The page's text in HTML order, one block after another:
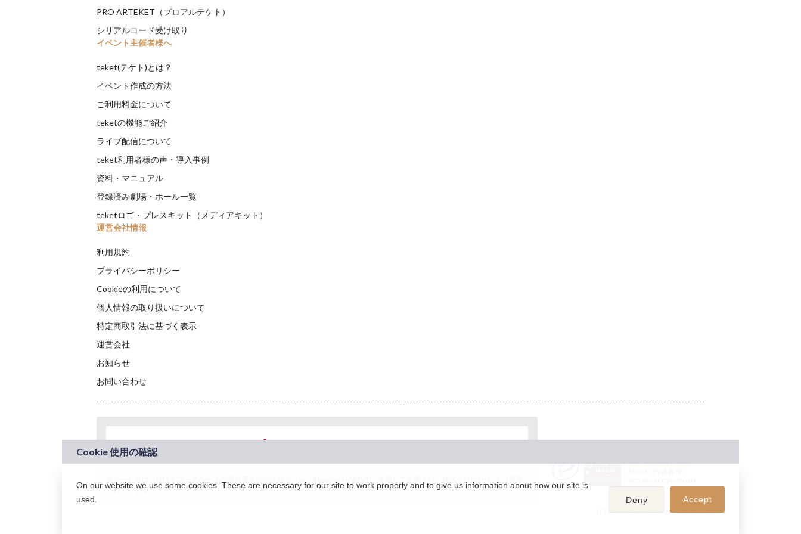
PRO ARTEKET（プロアルテケト）
シリアルコード受け取り
イベント主催者様へ
teket(テケト)とは？
イベント作成の方法
ご利用料金について
teketの機能ご紹介
ライブ配信について
teket利用者様の声・導入事例
資料・マニュアル
登録済み劇場・ホール一覧
teketロゴ・プレスキット（メディアキット）
運営会社情報
利用規約
プライバシーポリシー
Cookieの利用について
個人情報の取り扱いについて
特定商取引法に基づく表示
運営会社
お知らせ
お問い合わせ
されています。
9024936001Y45037
(C) 2026 teket. all rights reserved.
On our website we use some cookies. These are necessary for our site to work properly and to give us information about how our site is
used.
Deny Accept